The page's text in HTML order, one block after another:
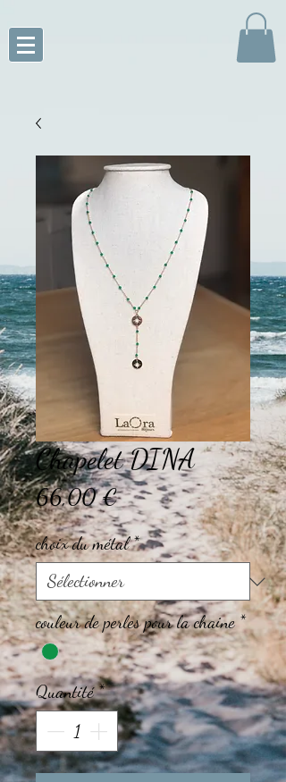
Chapelet DINA
66,00 €Prix
choix du métal*
couleur de perles pour la chaine *
Quantité*